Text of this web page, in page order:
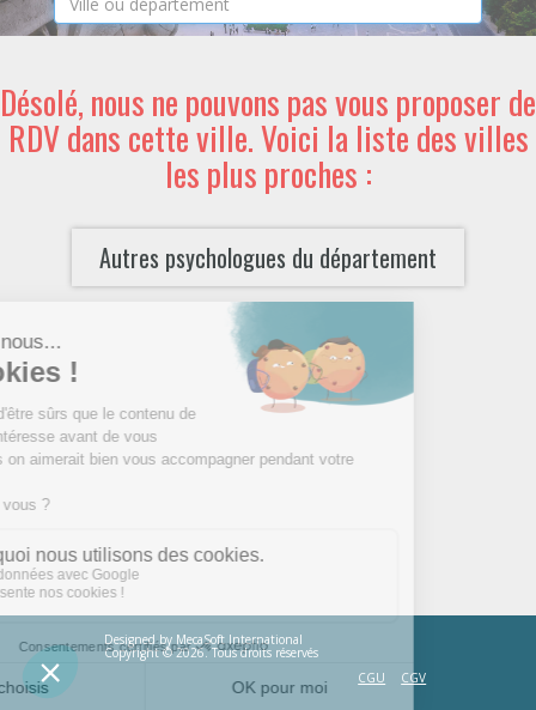
Désolé, nous ne pouvons pas vous proposer de
RDV dans cette ville. Voici la liste des villes
les plus proches :
Autres psychologues du département
Designed by MecaSoft International
Copyright © 2026. Tous droits réservés
CGU
CGV